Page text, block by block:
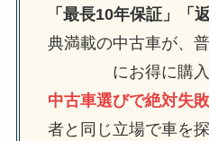
「最長10年保証」「
典満載の中古車が、
にお得に購
中古車選びで絶対失
者と同じ立場で車を